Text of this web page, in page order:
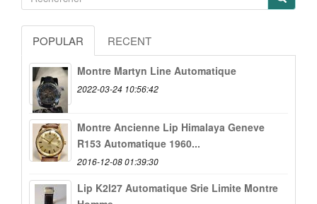
POPULAR RECENT
Montre Martyn Line Automatique
2022-03-24 10:56:42
Montre Ancienne Lip Himalaya Geneve
R153 Automatique 1960...
2016-12-08 01:39:30
Lip K2l27 Automatique Srie Limite Montre